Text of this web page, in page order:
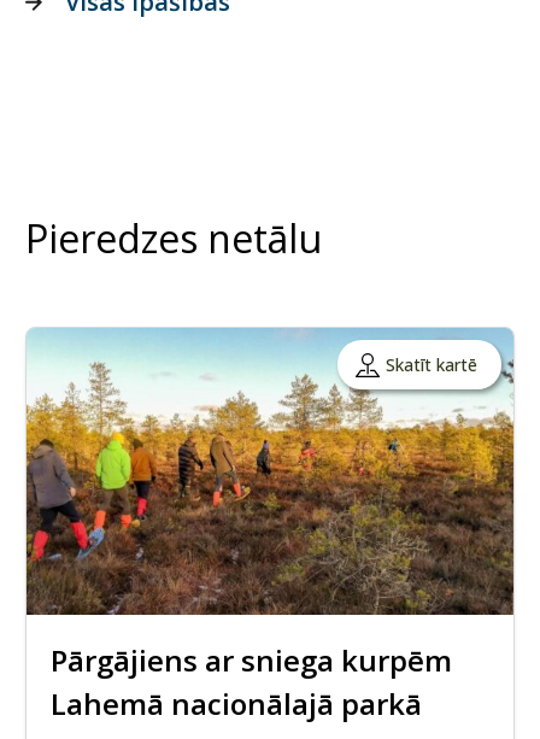
Pieredzes netālu
Skatīt kartē
Pārgājiens ar sniega kurpēm
Lahemā nacionālajā parkā